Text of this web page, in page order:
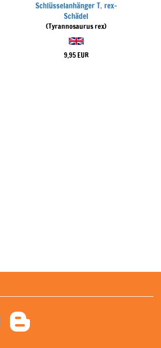
Schlüsselanhänger T. rex-
Schädel
(Tyrannosaurus rex)
9,95 EUR